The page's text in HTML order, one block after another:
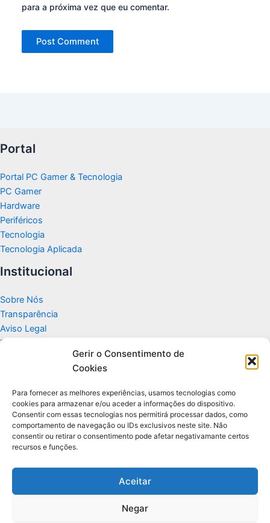
Gerir o Consentimento de
Cookies
Para fornecer as melhores experiências, usamos tecnologias como
cookies para armazenar e/ou aceder a informações do dispositivo.
Consentir com essas tecnologias nos permitirá processar dados, como
comportamento de navegação ou IDs exclusivos neste site. Não
consentir ou retirar o consentimento pode afetar negativamante certos
recursos e funções.
Aceitar
Negar
para a próxima vez que eu comentar.
Portal
Portal PC Gamer & Tecnologia
PC Gamer
Hardware
Periféricos
Tecnologia
Tecnologia Aplicada
Institucional
Sobre Nós
Transparência
Aviso Legal
Termos de Uso
Politicas de Privacidade e Cookies
Apoio
Glossário de Tecnologia
Portal editorial independente sobre tecnologia, PC Gamer e guias